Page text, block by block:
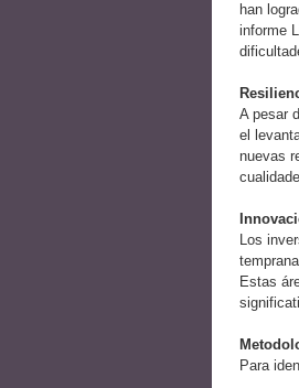
han
informe
A pesar
el
nuevas
Los
Estas
Para